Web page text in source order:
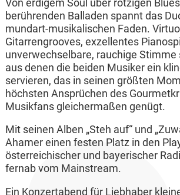
Von erdigem Soul über rotzigen
berührenden Balladen spannt das
mundart-musikalischen Faden.
Gitarrengrooves, exzellentes
unverwechselbare, rauchige Stimme
aus denen die beiden Musiker ein
servieren, das in seinen größten
höchsten Ansprüchen des
Musikfans gleichermaßen genügt.
Mit seinen Alben „Steh auf“ und
Ahamer einen festen Platz in den
österreichischer und bayerischer
fernab vom Mainstream.
Ein Konzertabend für Liebhaber